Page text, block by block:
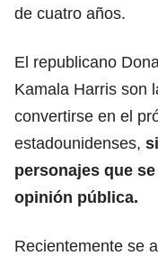
de cuatro años.
El republicano
Kamala Harris son
convertirse en el
estadounidenses,
personajes que
opinión pública.
Recientemente se